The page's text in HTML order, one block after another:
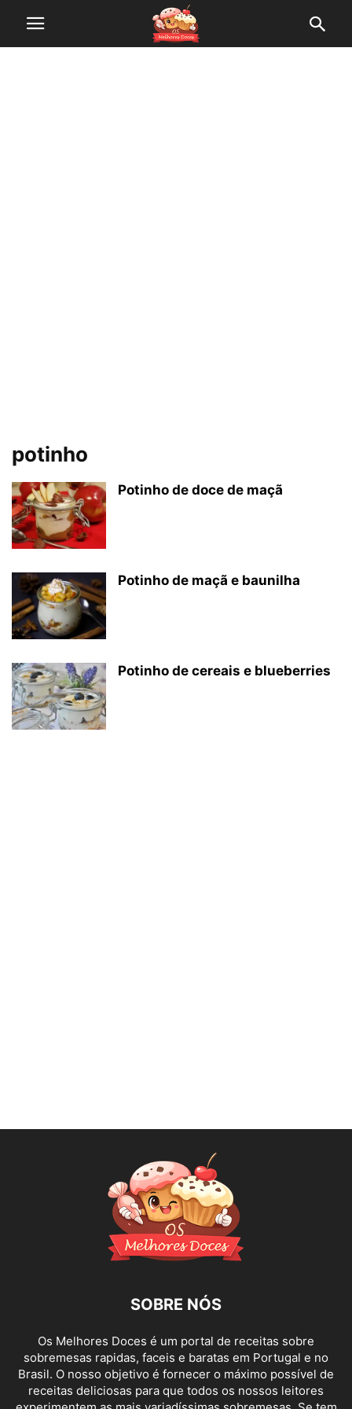
potinho
Potinho de doce de maçã
Potinho de maçã e baunilha
Potinho de cereais e blueberries
SOBRE NÓS
Os Melhores Doces é um portal de receitas sobre
sobremesas rapidas, faceis e baratas em Portugal e no
Brasil. O nosso objetivo é fornecer o máximo possível de
receitas deliciosas para que todos os nossos leitores